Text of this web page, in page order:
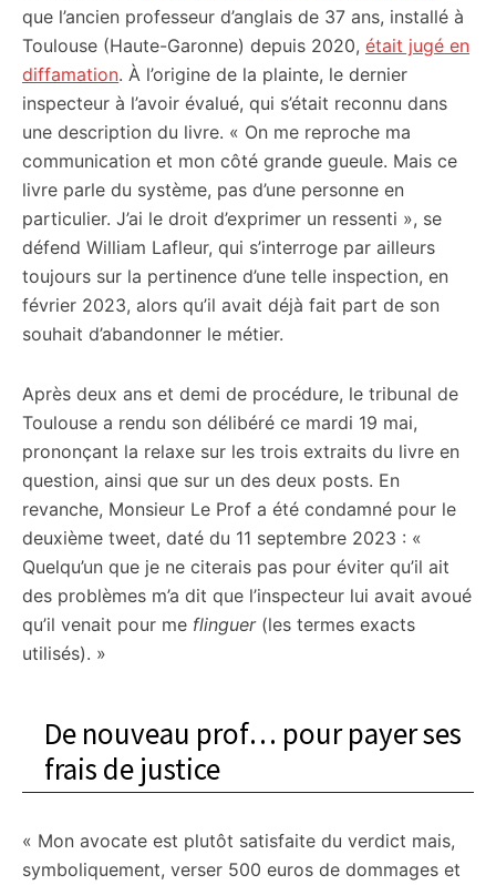
que l’ancien professeur d’anglais de 37 ans, installé à
Toulouse (Haute-Garonne) depuis 2020, était jugé en
diffamation. À l’origine de la plainte, le dernier
inspecteur à l’avoir évalué, qui s’était reconnu dans
une description du livre. « On me reproche ma
communication et mon côté grande gueule. Mais ce
livre parle du système, pas d’une personne en
particulier. J’ai le droit d’exprimer un ressenti », se
défend William Lafleur, qui s’interroge par ailleurs
toujours sur la pertinence d’une telle inspection, en
février 2023, alors qu’il avait déjà fait part de son
souhait d’abandonner le métier.
Après deux ans et demi de procédure, le tribunal de
Toulouse a rendu son délibéré ce mardi 19 mai,
prononçant la relaxe sur les trois extraits du livre en
question, ainsi que sur un des deux posts. En
revanche, Monsieur Le Prof a été condamné pour le
deuxième tweet, daté du 11 septembre 2023 : «
Quelqu’un que je ne citerais pas pour éviter qu’il ait
des problèmes m’a dit que l’inspecteur lui avait avoué
qu’il venait pour me flinguer(les termes exacts
utilisés). »
De nouveau prof… pour payer ses
frais de justice
« Mon avocate est plutôt satisfaite du verdict mais,
symboliquement, verser 500 euros de dommages et